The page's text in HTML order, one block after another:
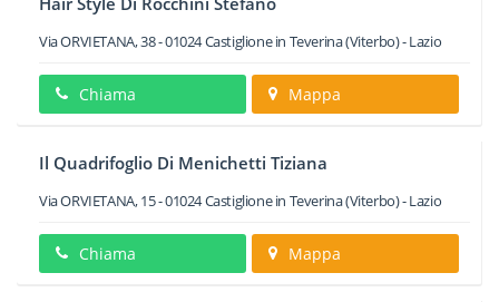
Via ORVIETANA, 38-01024Castiglione in Teverina(Viterbo) -Lazio
Chiama Mappa
Il Quadrifoglio Di Menichetti Tiziana
Via ORVIETANA, 15-01024Castiglione in Teverina(Viterbo) -Lazio
Chiama Mappa